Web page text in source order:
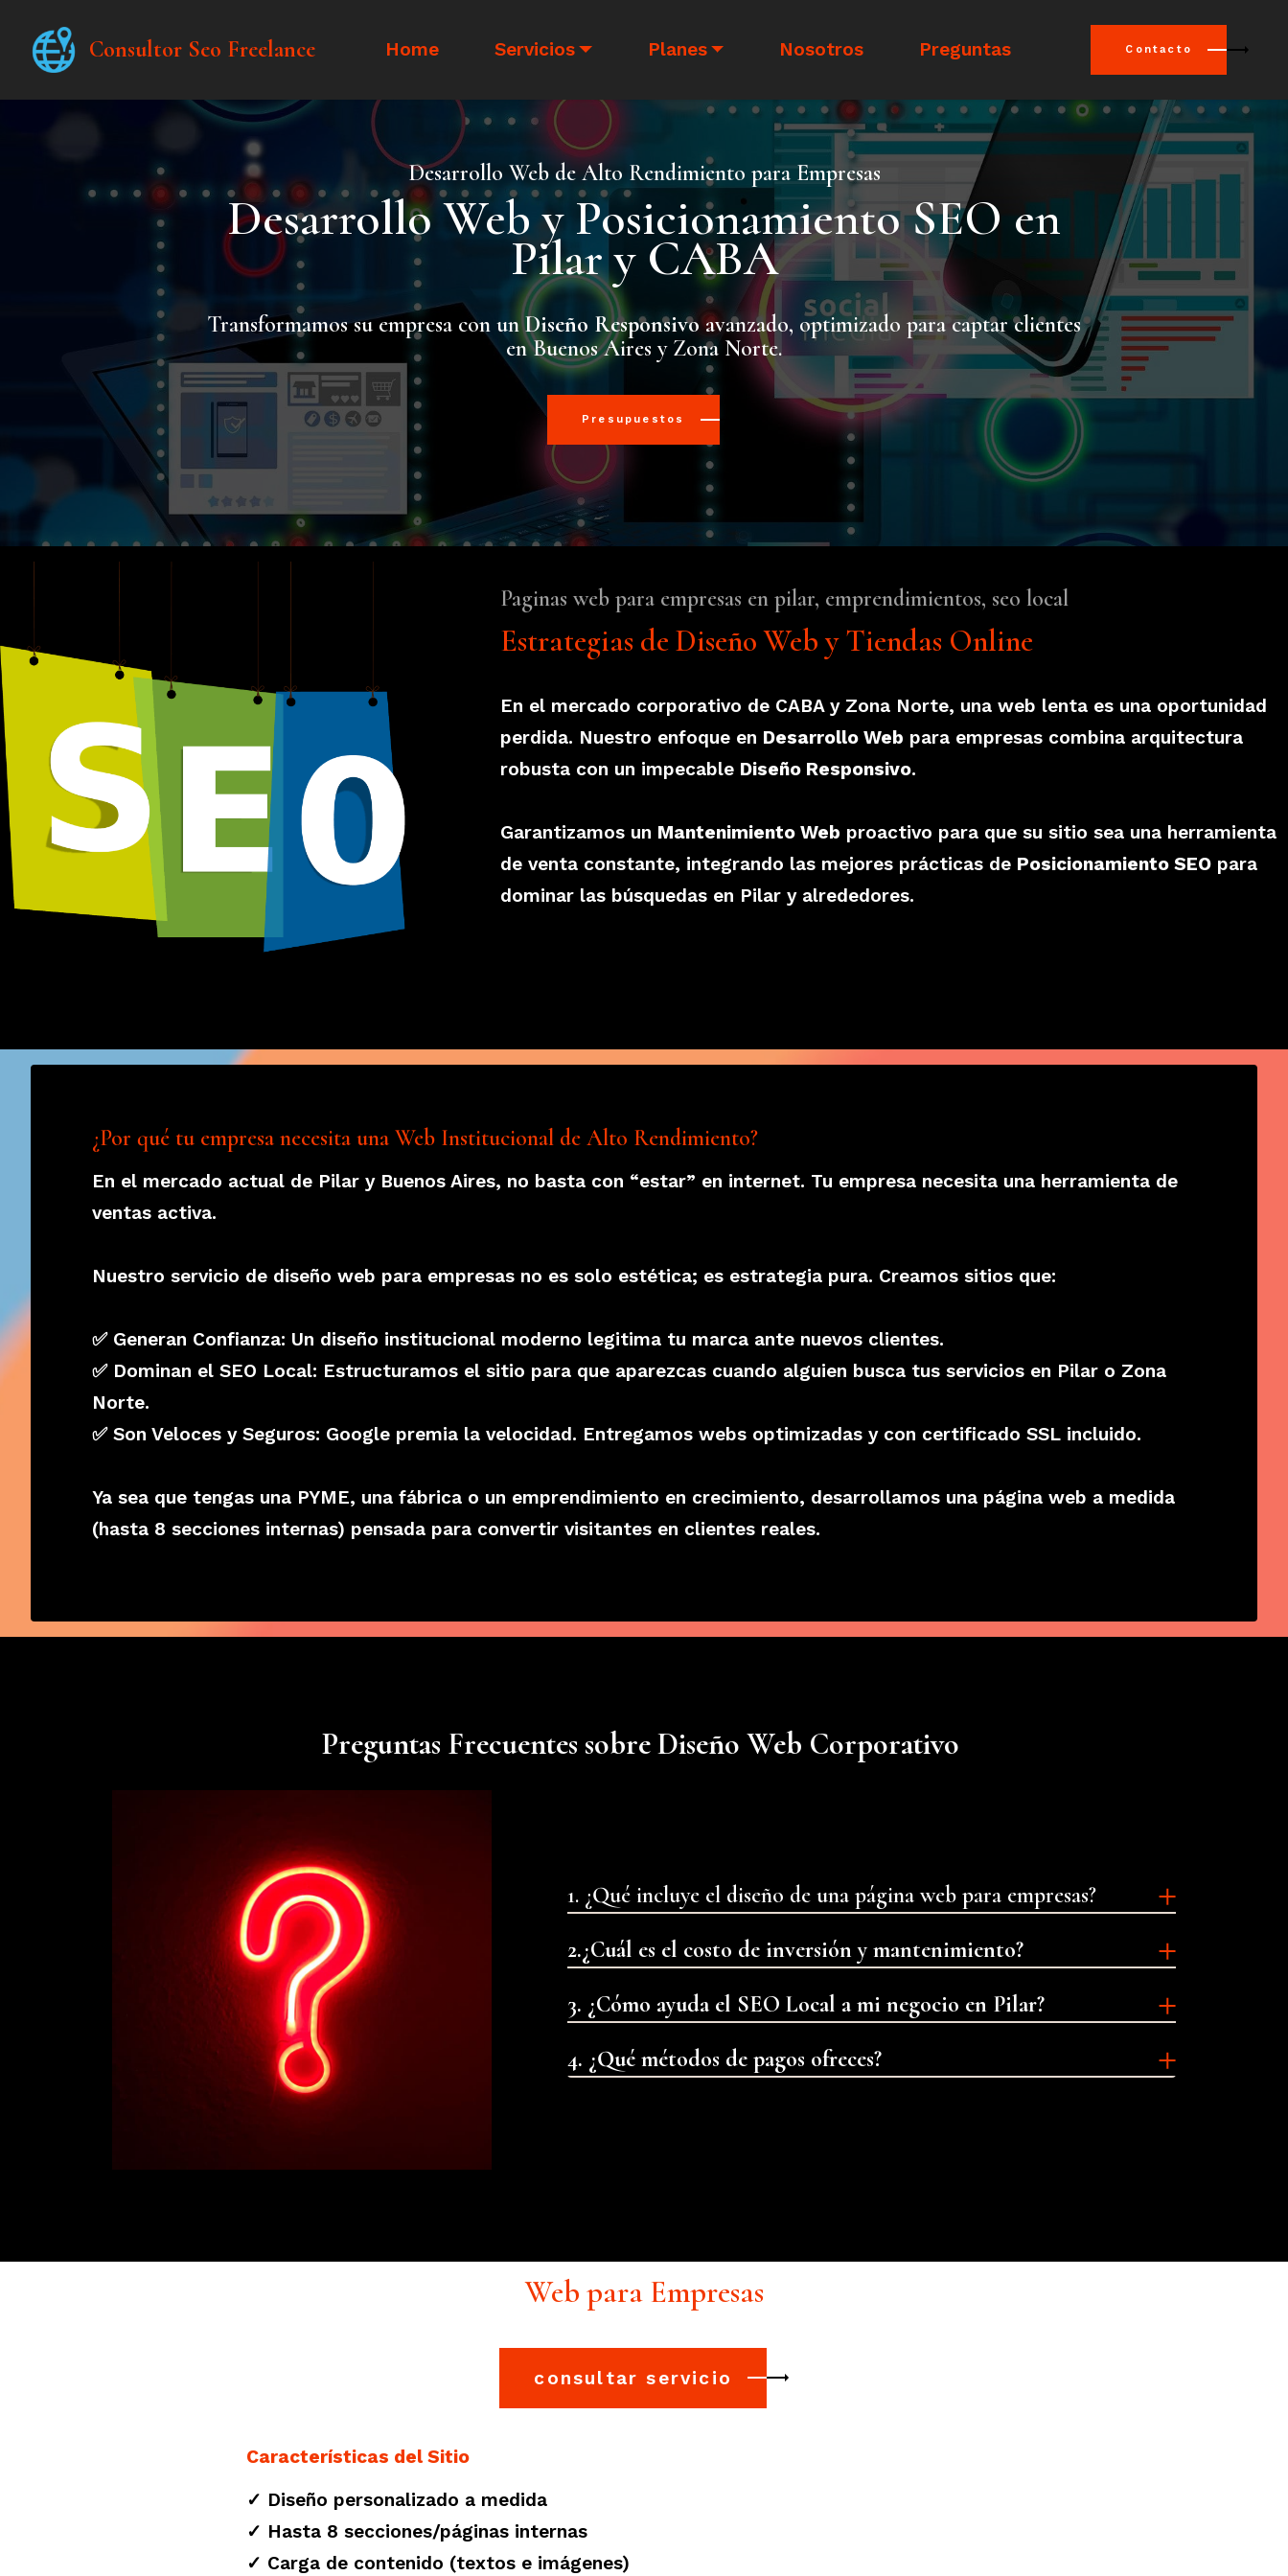
Consultor Seo Freelance Home Servicios Planes Nosotros Preguntas Contacto
Desarrollo Web de Alto Rendimiento para Empresas
Desarrollo Web y Posicionamiento SEO en
Pilar y CABA
Transformamos su empresa con unDiseño Responsivoavanzado, optimizado para captar clientes
en Buenos Aires y Zona Norte.
Presupuestos
Paginas web para empresas en pilar, emprendimientos, seo local
Estrategias de Diseño Web y Tiendas Online
En el mercado corporativo de CABA y Zona Norte, una web lenta es una oportunidad
perdida. Nuestro enfoque en Desarrollo Web para empresas combina arquitectura
robusta con un impecable Diseño Responsivo.
Garantizamos un Mantenimiento Web proactivo para que su sitio sea una herramienta
de venta constante, integrando las mejores prácticas de Posicionamiento SEO para
dominar las búsquedas en Pilar y alrededores.
¿Por qué tu empresa necesita una Web Institucional de Alto Rendimiento?
En el mercado actual de Pilar y Buenos Aires, no basta con “estar” en internet. Tu empresa necesita una herramienta de
ventas activa.
Nuestro servicio de diseño web para empresas no es solo estética; es estrategia pura. Creamos sitios que:
✅ Generan Confianza: Un diseño institucional moderno legitima tu marca ante nuevos clientes.
✅ Dominan el SEO Local: Estructuramos el sitio para que aparezcas cuando alguien busca tus servicios en Pilar o Zona
Norte.
✅ Son Veloces y Seguros: Google premia la velocidad. Entregamos webs optimizadas y con certificado SSL incluido.
Ya sea que tengas una PYME, una fábrica o un emprendimiento en crecimiento, desarrollamos una página web a medida
(hasta 8 secciones internas) pensada para convertir visitantes en clientes reales.
Preguntas Frecuentes sobre Diseño Web Corporativo
1. ¿Qué incluye el diseño de una página web para empresas?
2.¿Cuál es el costo de inversión y mantenimiento?
3. ¿Cómo ayuda el SEO Local a mi negocio en Pilar?
4. ¿Qué métodos de pagos ofreces?
Web para Empresas
consultar servicio
Características del Sitio
✓ Diseño personalizado a medida
✓ Hasta 8 secciones/páginas internas
✓ Carga de contenido (textos e imágenes)